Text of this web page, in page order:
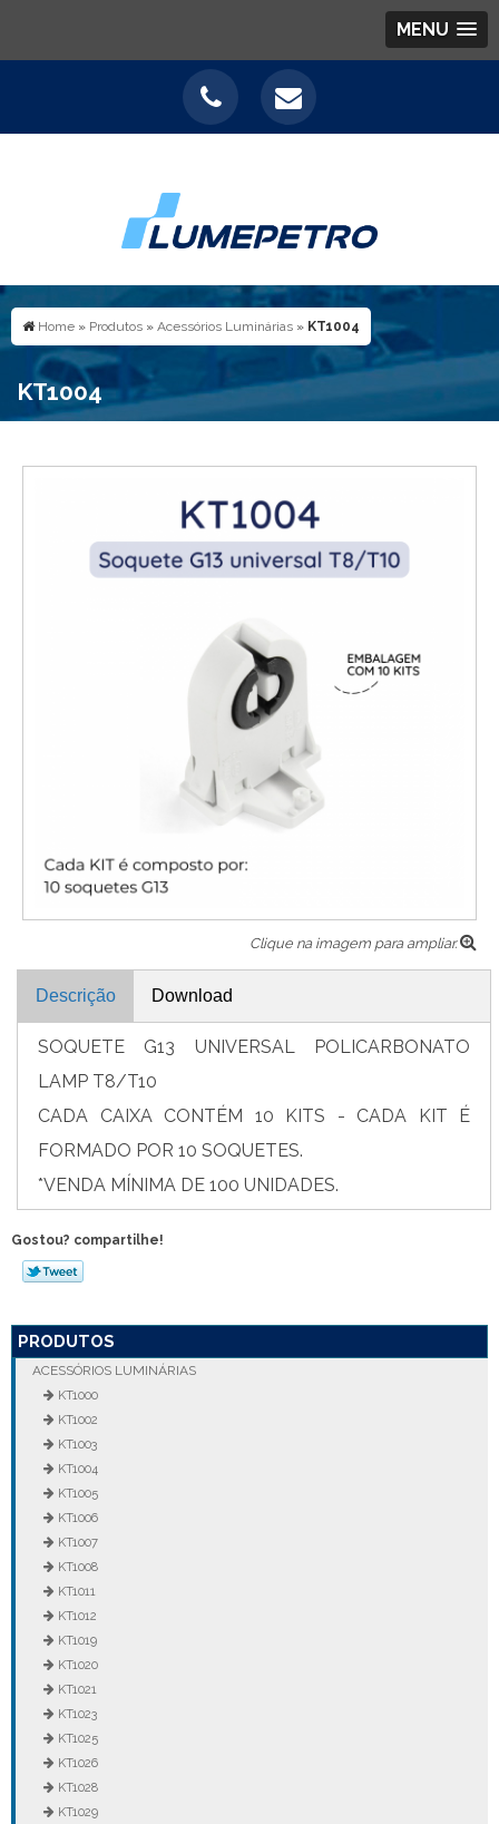
MENU
Home » Produtos » Acessórios Luminárias » KT1004
KT1004
Clique na imagem para ampliar.
Descrição Download
SOQUETE G13 UNIVERSAL POLICARBONATO
LAMP T8/T10
CADA CAIXA CONTÉM 10 KITS - CADA KIT É
FORMADO POR 10 SOQUETES.
*VENDA MÍNIMA DE 100 UNIDADES.
Gostou? compartilhe!
PRODUTOS
ACESSÓRIOS LUMINÁRIAS
KT1000
KT1002
KT1003
KT1004
KT1005
KT1006
KT1007
KT1008
KT1011
KT1012
KT1019
KT1020
KT1021
KT1023
KT1025
KT1026
KT1028
KT1029